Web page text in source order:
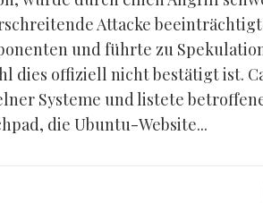
Attacke
und führte zu
dies offiziell nicht bestätigt ist.
Systeme und listete
die Ubuntu-Website...